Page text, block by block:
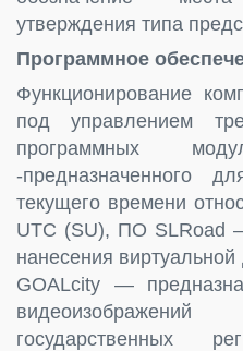
утверждения типа
Программное
Функционирование
под управлением
программных
-предназначенного
текущего времени
UTC (SU), ПО SLRoad
нанесения
GOALcity —
государственных